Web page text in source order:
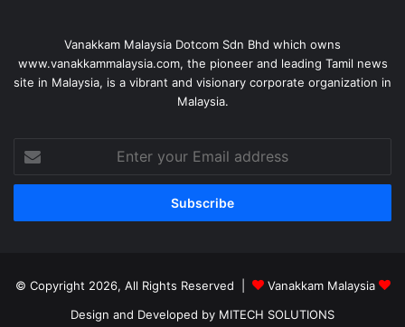
Vanakkam Malaysia Dotcom Sdn Bhd which owns
www.vanakkammalaysia.com, the pioneer and leading Tamil news
site in Malaysia, is a vibrant and visionary corporate organization in
Malaysia.
your
Email
© Copyright 2026, All Rights Reserved |
Vanakkam Malaysia
Design and Developed by MITECH SOLUTIONS